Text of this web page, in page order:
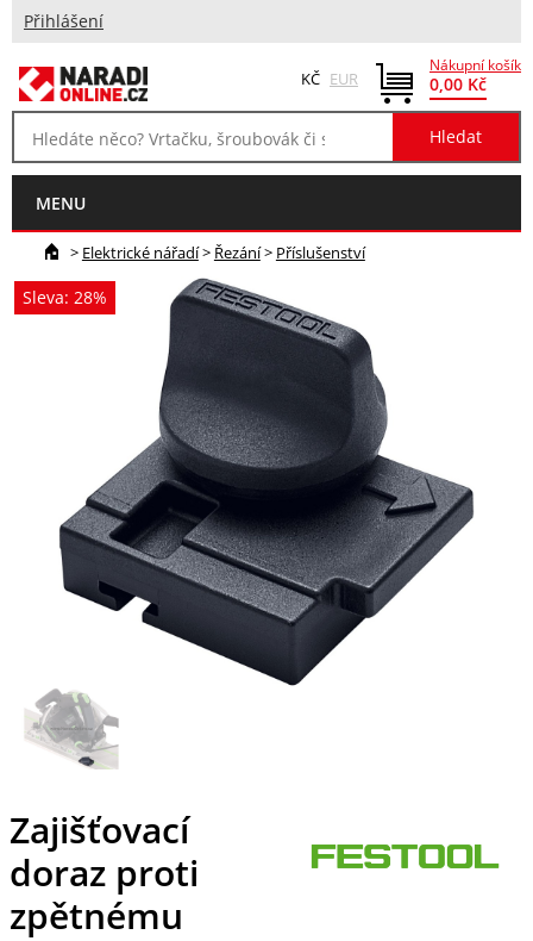
Přihlášení
Nákupní košík
0,00 Kč
KČ EUR
MENU
> Elektrické nářadí> Řezání> Příslušenství
Sleva: 28%
Zajišťovací
doraz proti
zpětnému